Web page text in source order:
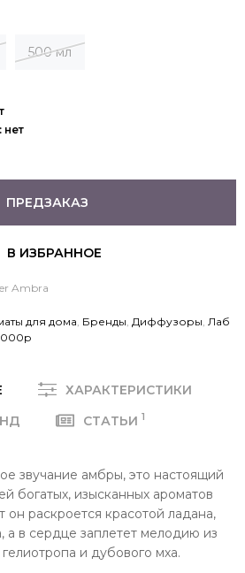
500 мл
ПРЕДЗАКАЗ
Ambra
для дома Бренды Диффузоры Лаб
ХАРАКТЕРИСТИКИ
СТАТЬИ 1
звучание амбры, это настоящий
богатых, изысканных ароматов
он раскроется красотой ладана,
а в сердце заплетет мелодию из
и дубового мха.